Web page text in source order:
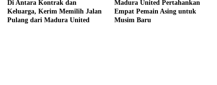
Di Antara Kontrak dan
Keluarga, Kerim Memilih Jalan
Pulang dari Madura United
Madura United Pertahankan
Empat Pemain Asing untuk
Musim Baru